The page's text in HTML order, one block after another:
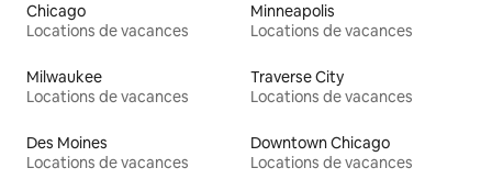
Chicago
Locations de vacances
Minneapolis
Locations de vacances
Milwaukee
Locations de vacances
Traverse City
Locations de vacances
Des Moines
Locations de vacances
Downtown Chicago
Locations de vacances